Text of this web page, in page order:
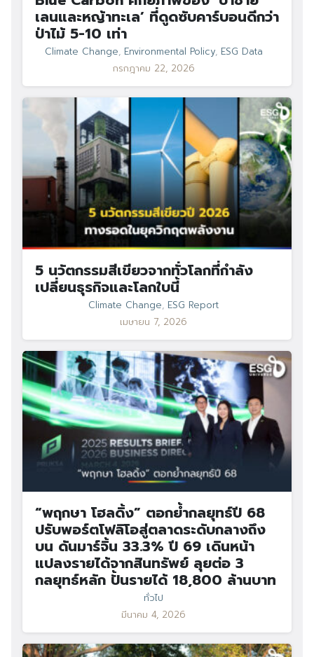
Search
Search
เลนและหญ้าทะเล’ ที่ดูดซับคาร์บอนดีกว่า
ป่าไม้ 5-10 เท่า
Climate Change, Environmental Policy, ESG Data
กรกฎาคม 22, 2026
5 นวัตกรรมสีเขียวจากทั่วโลกที่กำลัง
เปลี่ยนธุรกิจและโลกใบนี้
Climate Change, ESG Report
เมษายน 7, 2026
“พฤกษา โฮลดิ้ง” ตอกย้ำกลยุทธ์ปี 68
ปรับพอร์ตโฟลิโอสู่ตลาดระดับกลางถึง
บน ดันมาร์จิ้น 33.3% ปี 69 เดินหน้า
แปลงรายได้จากสินทรัพย์ ลุยต่อ 3
กลยุทธ์หลัก ปั้นรายได้ 18,800 ล้านบาท
ทั่วไป
มีนาคม 4, 2026